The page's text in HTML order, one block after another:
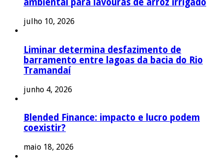
ambiental para lavouras de arroz irrigado
julho 10, 2026
Liminar determina desfazimento de
barramento entre lagoas da bacia do Rio
Tramandaí
junho 4, 2026
Blended Finance: impacto e lucro podem
coexistir?
maio 18, 2026